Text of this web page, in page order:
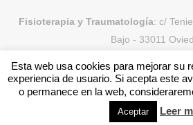
Fisioterapia y Traumatología: c/
Bajo - 33011
Podología: c/ Dr. Melquiades Cabal,
© Clínica De la Fuente 2015 -
Esta web usa cookies para mejorar su
experiencia de usuario. Si acepta este
o permanece en la web,
Aceptar Leer